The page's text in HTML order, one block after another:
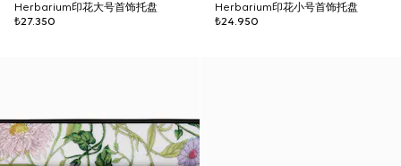
Herbarium印花大号首饰托盘
₺27.350
Herbarium印花小号首饰托盘
₺24.950